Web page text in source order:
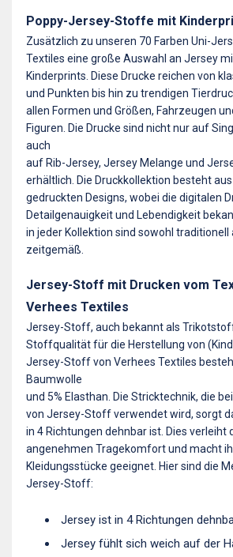
Poppy-Jersey-Stoffe mit
Zusätzlich zu unseren 70 Farben Uni-
Textiles eine große Auswahl an Jersey
Kinderprints. Diese Drucke reichen von
und Punkten bis hin zu trendigen
allen Formen und Größen, Fahrzeugen
Figuren. Die Drucke sind nicht nur auf
auch
auf Rib-Jersey, Jersey Melange und
erhältlich. Die Druckkollektion besteht
gedruckten Designs, wobei die digitalen
Detailgenauigkeit und Lebendigkeit
in jeder Kollektion sind sowohl traditionell
zeitgemäß.
Jersey-Stoff mit Drucken vom
Verhees Textiles
Jersey-Stoff, auch bekannt als
Stoffqualität für die Herstellung von
Jersey-Stoff von Verhees Textiles
Baumwolle
und 5% Elasthan. Die Stricktechnik, die
von Jersey-Stoff verwendet wird, sorgt
in 4 Richtungen dehnbar ist. Dies
angenehmen Tragekomfort und macht
Kleidungsstücke geeignet. Hier sind die
Jersey-Stoff:
Jersey ist in 4 Richtungen
Jersey fühlt sich weich auf der